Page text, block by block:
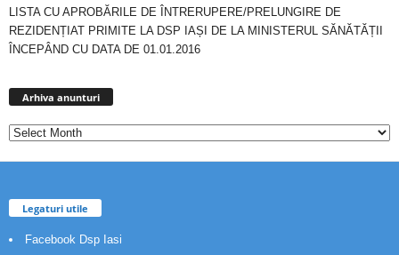
LISTA CU APROBĂRILE DE ÎNTRERUPERE/PRELUNGIRE DE
REZIDENȚIAT PRIMITE LA DSP IAȘI DE LA MINISTERUL SĂNĂTĂȚII
ÎNCEPÂND CU DATA DE 01.01.2016
Arhiva anunturi
Legaturi utile
Facebook Dsp Iasi